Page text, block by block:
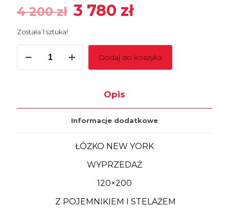
4 200zł Pierwotna
wynosiła:
4
200 zł.
3 780 złAktualna
wynosi:
3
780 zł.
Została 1 sztuka!
Łóżko
NEW
120x200
Dodaj do koszyka
Opis
Informacje dodatkowe
ŁÓŻKO NEW YORK
WYPRZEDAŻ
120×200
Z POJEMNIKIEM I STELAŻEM